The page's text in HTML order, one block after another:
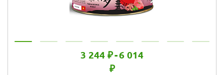
3 244 ₽-6 014
₽